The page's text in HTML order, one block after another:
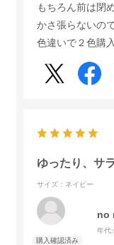
もちろん前は閉
かさ張らないの
色違いで２色購
ゆったり、サ
サイズ：ネイビー
no
年代: